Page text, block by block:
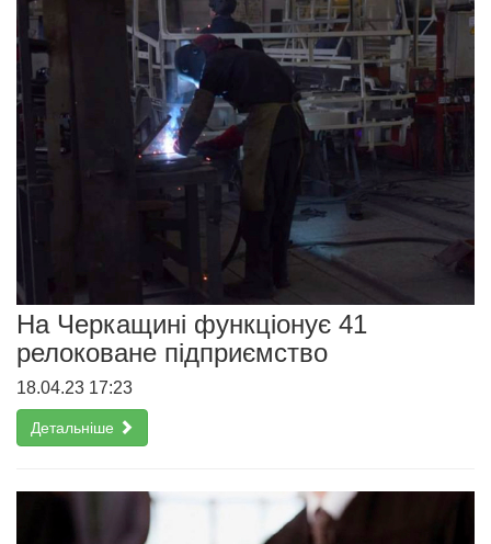
На Черкащині функціонує 41
релоковане підприємство
18.04.23 17:23
Детальніше